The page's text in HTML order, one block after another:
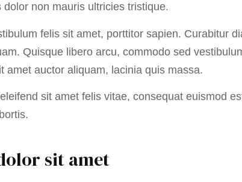
non mauris ultricies tristique.
felis sit amet, porttitor sapien. Curabitur
Quisque libero arcu, commodo sed
amet auctor aliquam, lacinia quis massa.
sit amet felis vitae, consequat euismod
sit amet